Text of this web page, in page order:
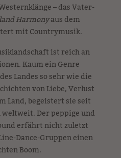
– das Vater-
Harmonyaus dem
mit Countrymusik.
ist reich an
Kaum ein Genre
Landes so sehr wie die
von Liebe, Verlust
Land, begeistert sie seit
Der peppige und
erfährt nicht zuletzt
Dance-Gruppen einen
Boom.